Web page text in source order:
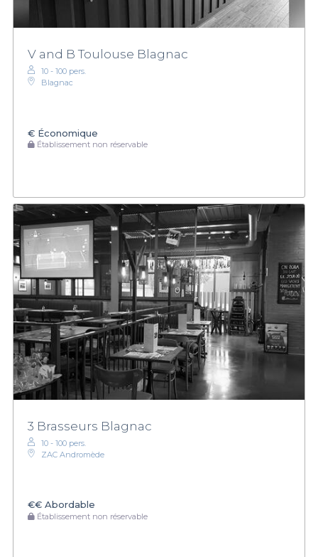
V and B Toulouse Blagnac
10 - 100 pers.
Blagnac
€ Économique
Établissement non réservable
3 Brasseurs Blagnac
10 - 100 pers.
ZAC Andromède
€€ Abordable
Établissement non réservable